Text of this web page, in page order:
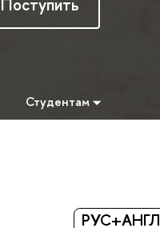
Поступить
Студентам
РУС+АНГЛ